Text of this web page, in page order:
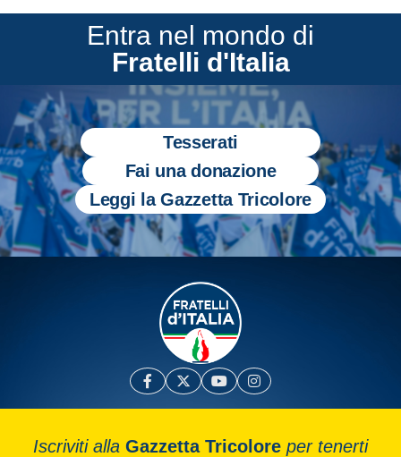
Entra nel mondo di
Fratelli d'Italia
Tesserati
Fai una donazione
Leggi la Gazzetta Tricolore
Iscriviti alla Gazzetta Tricolore per tenerti